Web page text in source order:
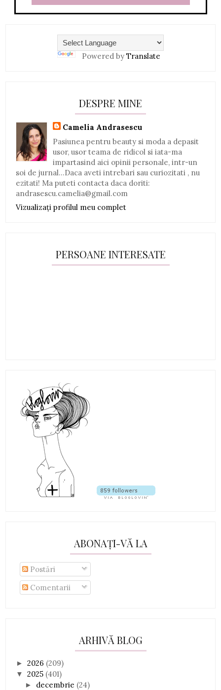
Powered by Translate
DESPRE MINE
Camelia Andrasescu
Pasiunea pentru beauty si moda a depasit
usor, usor teama de ridicol si iata-ma
impartasind aici opinii personale, intr-un
soi de jurnal...Daca aveti intrebari sau curiozitati , nu
ezitati! Ma puteti contacta daca doriti:
andrasescu.camelia@gmail.com
Vizualizați profilul meu complet
PERSOANE INTERESATE
ABONAȚI-VĂ LA
Postări
Comentarii
ARHIVĂ BLOG
►2026 (209)
▼2025 (401)
► decembrie (24)